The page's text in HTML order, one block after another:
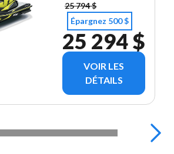
25 794 $
Épargnez 500 $
25 294 $
VOIR LES
DÉTAILS